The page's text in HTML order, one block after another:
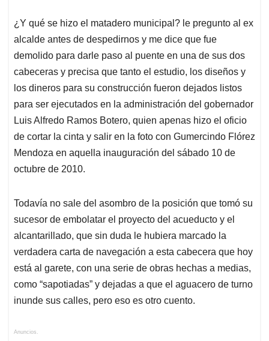
¿Y qué se hizo el matadero municipal? le pregunto al ex
alcalde antes de despedirnos y me dice que fue
demolido para darle paso al puente en una de sus dos
cabeceras y precisa que tanto el estudio, los diseños y
los dineros para su construcción fueron dejados listos
para ser ejecutados en la administración del gobernador
Luis Alfredo Ramos Botero, quien apenas hizo el oficio
de cortar la cinta y salir en la foto con Gumercindo Flórez
Mendoza en aquella inauguración del sábado 10 de
octubre de 2010.
Todavía no sale del asombro de la posición que tomó su
sucesor de embolatar el proyecto del acueducto y el
alcantarillado, que sin duda le hubiera marcado la
verdadera carta de navegación a esta cabecera que hoy
está al garete, con una serie de obras hechas a medias,
como “sapotiadas” y dejadas a que el aguacero de turno
inunde sus calles, pero eso es otro cuento.
Anuncios.